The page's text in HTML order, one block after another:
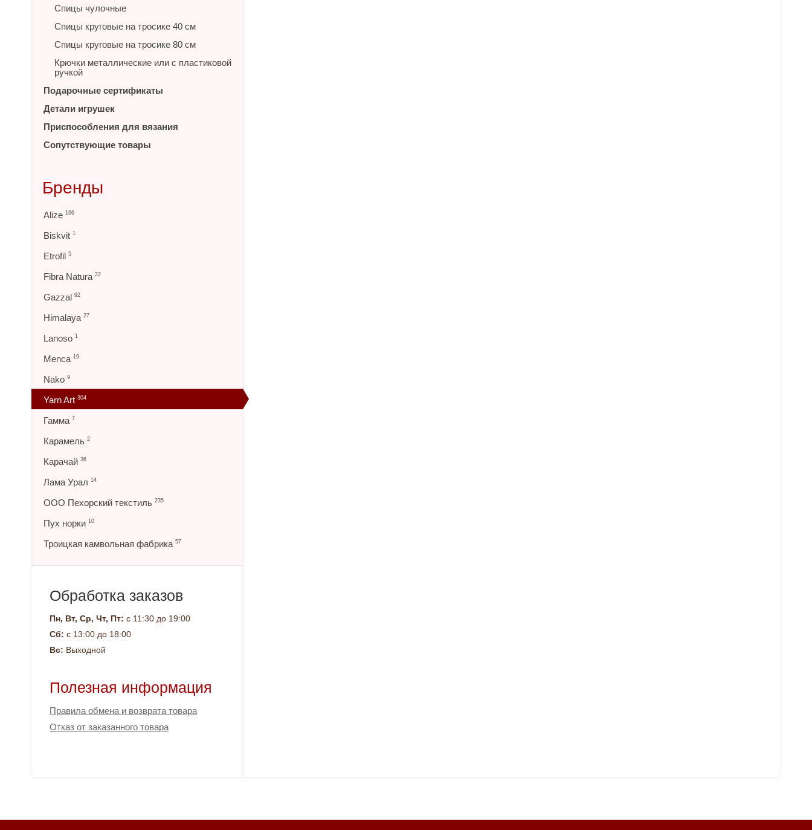
Спицы чулочные
Спицы круговые на тросике 40 см
Спицы круговые на тросике 80 см
Крючки металлические или с пластиковой
ручкой
Подарочные сертификаты
Детали игрушек
Приспособления для вязания
Сопутствующие товары
Бренды
Alize 166
Biskvit 1
Etrofil 5
Fibra Natura 22
Gazzal 92
Himalaya 27
Lanoso 1
Menca 19
Nako 9
Yarn Art 304
Гамма 7
Карамель 2
Карачай 36
Лама Урал 14
ООО Пехорский текстиль 235
Пух норки 10
Троицкая камвольная фабрика 57
Обработка заказов
Пн, Вт, Ср, Чт, Пт: с 11:30 до 19:00
Сб: с 13:00 до 18:00
Вс: Выходной
Полезная информация
Правила обмена и возврата товара
Отказ от заказанного товара